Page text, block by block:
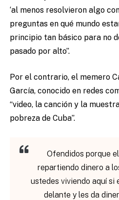
‘al menos resolvieron algo
preguntas en qué mundo
principio tan básico para no
pasado por alto”.
Por el contrario, el memero
García, conocido en redes
“video, la canción y la
pobreza de Cuba”.
Ofendidos porque
repartiendo dinero a
ustedes viviendo aquí si
delante y les da